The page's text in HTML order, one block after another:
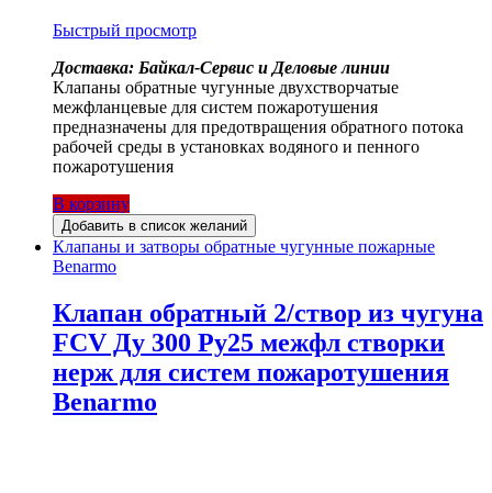
Быстрый просмотр
Доставка: Байкал-Сервис и Деловые линии
Клапаны обратные чугунные двухстворчатые
межфланцевые для систем пожаротушения
предназначены для предотвращения обратного потока
рабочей среды в установках водяного и пенного
пожаротушения
В корзину
Добавить в список желаний
Клапаны и затворы обратные чугунные пожарные
Benarmo
Клапан обратный 2/створ из чугуна
FCV Ду 300 Ру25 межфл створки
нерж для систем пожаротушения
Benarmo